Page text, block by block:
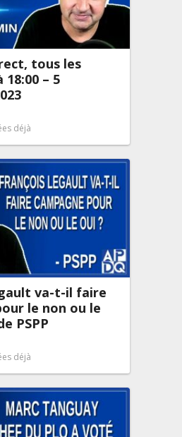
tous les
18:00 – 5
déjà
va-t-il faire
le non ou le
PSPP
déjà